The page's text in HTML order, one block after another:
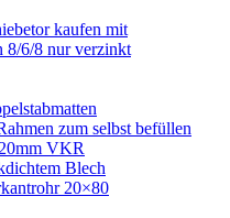
kaufen mit
8/6/8 nur verzinkt
zum selbst befüllen
VKR
Blech
20×80